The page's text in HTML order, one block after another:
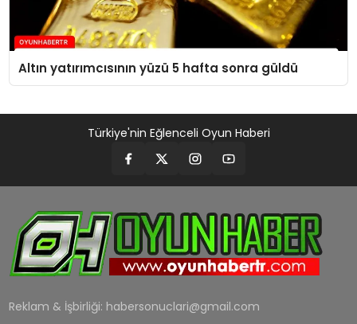
Altın yatırımcısının yüzü 5 hafta sonra güldü
Türkiye'nin Eğlenceli Oyun Haberi
Reklam & İşbirliği: habersonuclari@gmail.com